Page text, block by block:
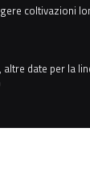
coltivazioni
altre date per la